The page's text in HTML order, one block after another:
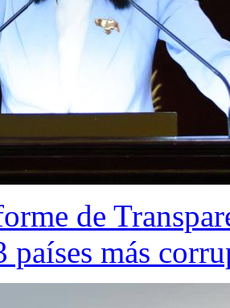
de
países más